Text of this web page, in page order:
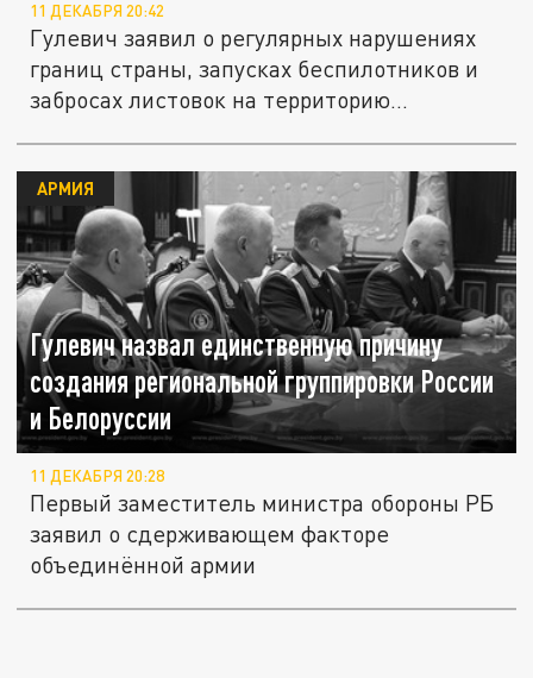
11 ДЕКАБРЯ 20:42
Гулевич заявил о регулярных нарушениях
границ страны, запусках беспилотников и
забросах листовок на территорию...
Гулевич назвал единственную причину
создания региональной группировки России
и Белоруссии
АРМИЯ
11 ДЕКАБРЯ 20:28
Первый заместитель министра обороны РБ
заявил о сдерживающем факторе
объединённой армии